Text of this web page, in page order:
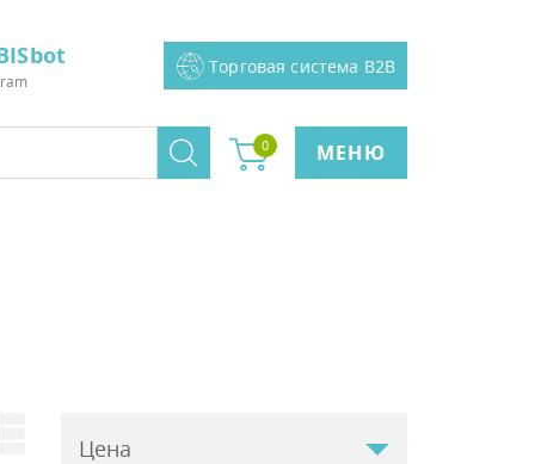
Торговая система B2B
0 МЕНЮ
Цена